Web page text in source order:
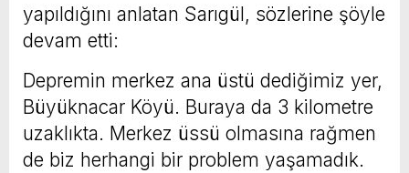
yapıldığını anlatan Sarıgül, sözlerine şöyle
devam etti:
Depremin merkez ana üstü dediğimiz yer,
Büyüknacar Köyü. Buraya da 3 kilometre
uzaklıkta. Merkez üssü olmasına rağmen
de biz herhangi bir problem yaşamadık.